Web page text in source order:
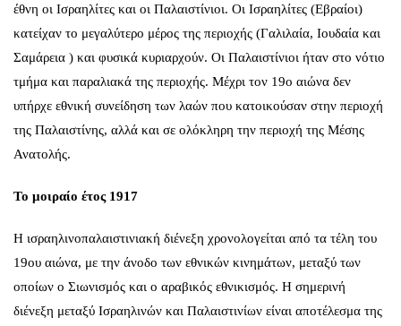
έθνη οι Ισραηλίτες και οι Παλαιστίνιοι. Οι Ισραηλίτες (Εβραίοι)
κατείχαν το μεγαλύτερο μέρος της περιοχής (Γαλιλαία, Ιουδαία και
Σαμάρεια ) και φυσικά κυριαρχούν. Οι Παλαιστίνιοι ήταν στο νότιο
τμήμα και παραλιακά της περιοχής. Μέχρι τον 19ο αιώνα δεν
υπήρχε εθνική συνείδηση των λαών που κατοικούσαν στην περιοχή
της Παλαιστίνης, αλλά και σε ολόκληρη την περιοχή της Μέσης
Ανατολής.
Το μοιραίο έτος 1917
Η ισραηλινοπαλαιστινιακή διένεξη χρονολογείται από τα τέλη του
19ου αιώνα, με την άνοδο των εθνικών κινημάτων, μεταξύ των
οποίων ο Σιωνισμός και ο αραβικός εθνικισμός. Η σημερινή
διένεξη μεταξύ Ισραηλινών και Παλαιστινίων είναι αποτέλεσμα της